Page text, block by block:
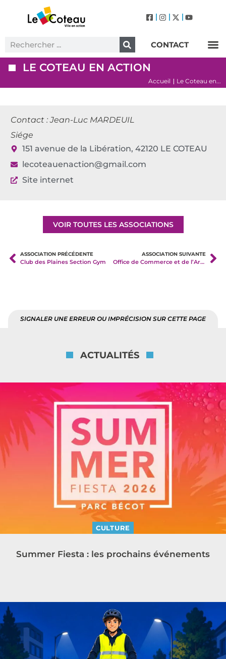
CONTACT
LE COTEAU EN ACTION
Accueil Le Coteau en...
Contact : Jean-Luc MARDEUIL
Siége
151 avenue de la Libération, 42120 LE COTEAU
lecoteauenaction@gmail.com
Site internet
VOIR TOUTES LES ASSOCIATIONS
ASSOCIATION PRÉCÉDENTE
Club des Plaines Section Gym
ASSOCIATION SUIVANTE
Office de Commerce et de l’Artisanat du Coteau
SIGNALER UNE ERREUR OU IMPRÉCISION SUR CETTE PAGE
ACTUALITÉS
CULTURE
Summer Fiesta : les prochains événements